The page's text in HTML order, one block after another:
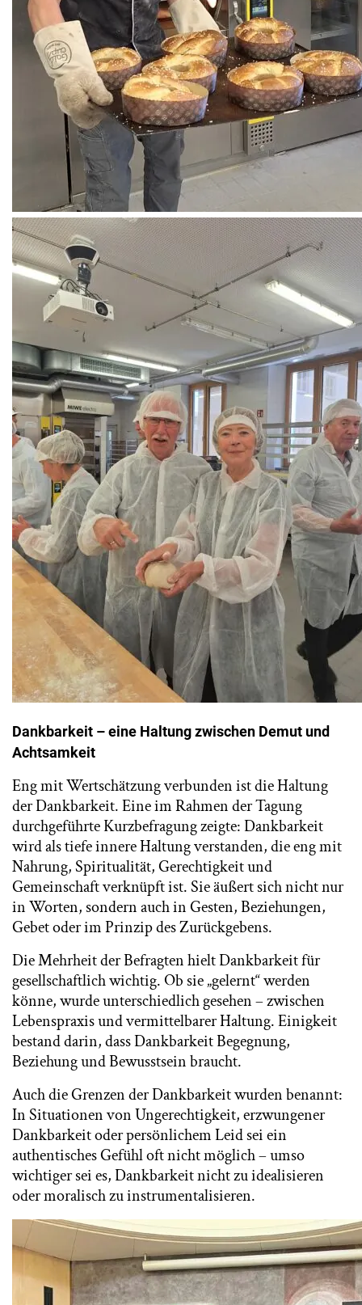
Dankbarkeit – eine Haltung zwischen Demut und
Achtsamkeit
Eng mit Wertschätzung verbunden ist die Haltung
der Dankbarkeit. Eine im Rahmen der Tagung
durchgeführte Kurzbefragung zeigte: Dankbarkeit
wird als tiefe innere Haltung verstanden, die eng mit
Nahrung, Spiritualität, Gerechtigkeit und
Gemeinschaft verknüpft ist. Sie äußert sich nicht nur
in Worten, sondern auch in Gesten, Beziehungen,
Gebet oder im Prinzip des Zurückgebens.
Die Mehrheit der Befragten hielt Dankbarkeit für
gesellschaftlich wichtig. Ob sie „gelernt“ werden
könne, wurde unterschiedlich gesehen – zwischen
Lebenspraxis und vermittelbarer Haltung. Einigkeit
bestand darin, dass Dankbarkeit Begegnung,
Beziehung und Bewusstsein braucht.
Auch die Grenzen der Dankbarkeit wurden benannt:
In Situationen von Ungerechtigkeit, erzwungener
Dankbarkeit oder persönlichem Leid sei ein
authentisches Gefühl oft nicht möglich – umso
wichtiger sei es, Dankbarkeit nicht zu idealisieren
oder moralisch zu instrumentalisieren.